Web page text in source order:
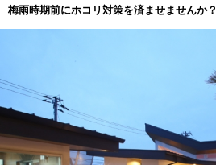
梅雨時期前にホコリ対策を済ませませんか？